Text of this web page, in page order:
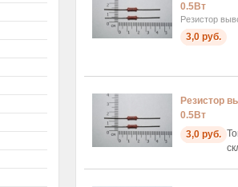
0.5Вт
Резистор
3,0 руб.
Резистор
0.5Вт
3,0 руб.